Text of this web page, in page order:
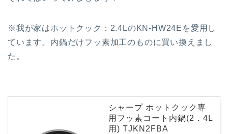
※我が家はホットクック：2.4LのKN-HW24Eを愛用し
ています。内鍋だけフッ素加工のものに買い換えまし
た。
シャープ ホットクック専
用フッ素コート内鍋(2．4L
用) TJKN2FBA